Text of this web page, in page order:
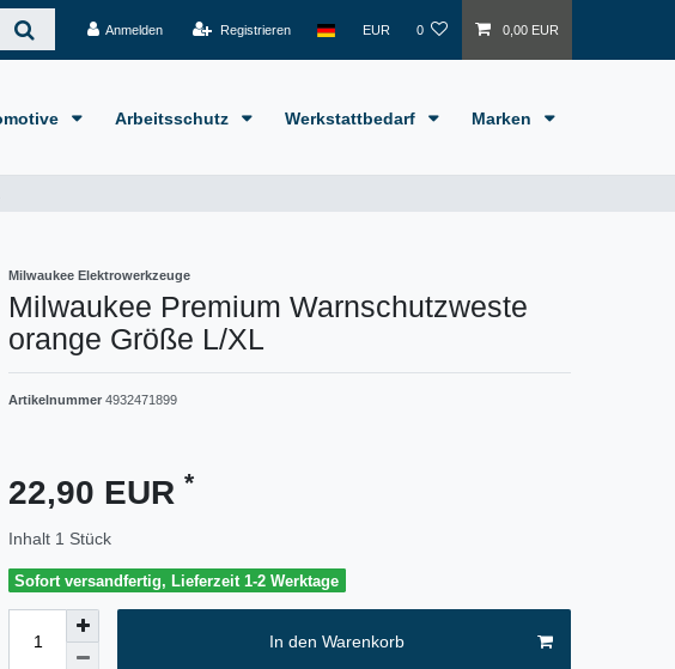
Anmelden Registrieren EUR 0 0,00 EUR
Arbeitsschutz Werkstattbedarf Marken
Milwaukee Elektrowerkzeuge
Milwaukee Premium Warnschutzweste
orange Größe L/XL
Artikelnummer 4932471899
22,90 EUR *
Inhalt 1 Stück
Sofort versandfertig, Lieferzeit 1-2 Werktage
In den Warenkorb